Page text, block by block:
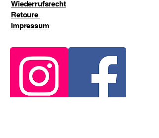
Spiel, am Rhein oder einfach im Alltag.
Für alle, die Köln nicht nur kennen,
sondern leben.
Kölle is e Jeföhl. ❤️
Wiederrufsrecht
Retoure
Impressum